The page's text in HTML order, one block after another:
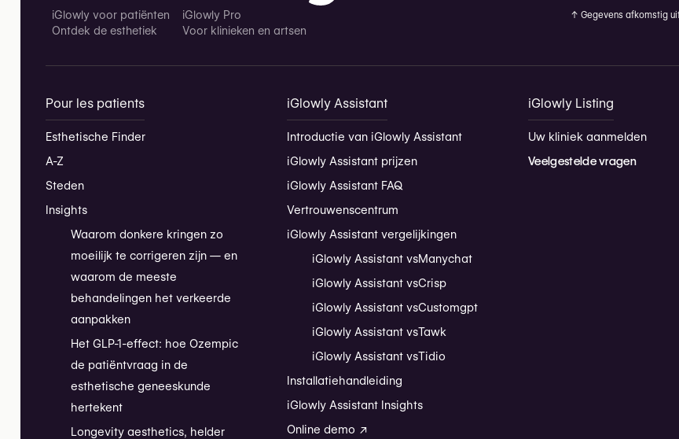
iGlowly voor patiënten
Ontdek de esthetiek
iGlowly Pro
Voor klinieken en artsen
↑ Gegevens afkomstig
Pour les patients
Esthetische Finder
A-Z
Steden
Insights
Waarom donkere kringen zo
moeilijk te corrigeren zijn — en
waarom de meeste
behandelingen het verkeerde
aanpakken
Het GLP-1-effect: hoe Ozempic
de patiëntvraag in de
esthetische geneeskunde
hertekent
Longevity aesthetics, helder
iGlowly Assistant
Introductie van iGlowly Assistant
iGlowly Assistant prijzen
iGlowly Assistant FAQ
Vertrouwenscentrum
iGlowly Assistant vergelijkingen
iGlowly Assistant vsManychat
iGlowly Assistant vsCrisp
iGlowly Assistant vsCustomgpt
iGlowly Assistant vsTawk
iGlowly Assistant vsTidio
Installatiehandleiding
iGlowly Assistant Insights
Online demo ↗
iGlowly Listing
Uw kliniek aanmelden
Veelgestelde vragen